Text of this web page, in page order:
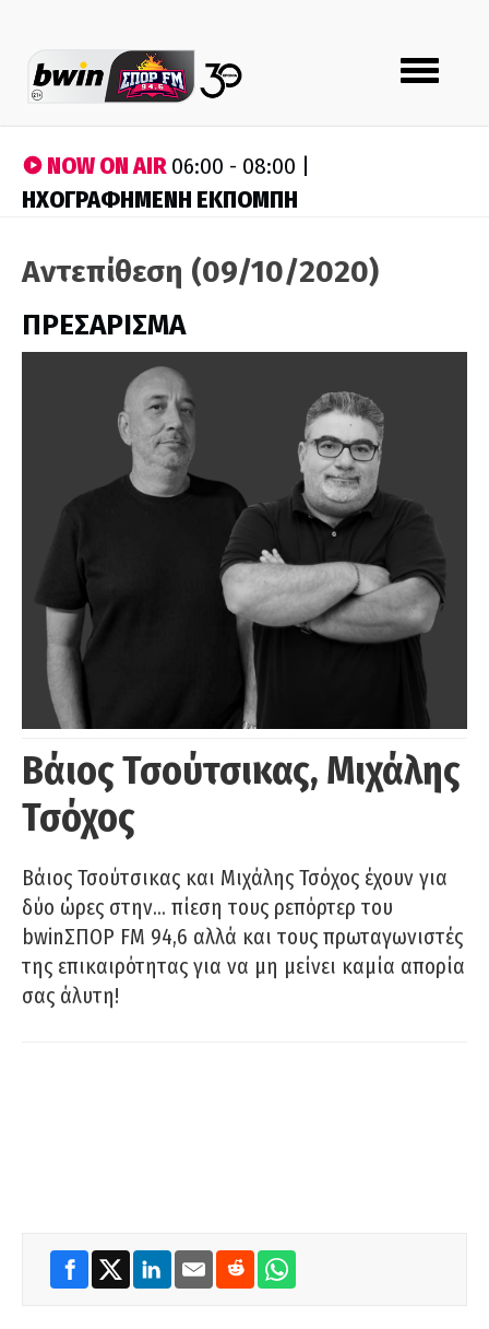
Toggle
navigation
NOW ON AIR06:00 - 08:00 |
ΗΧΟΓΡΑΦΗΜΕΝΗ ΕΚΠΟΜΠΗ
Αντεπίθεση (09/10/2020)
ΠΡΕΣΑΡΙΣΜΑ
Βάιος Τσούτσικας, Μιχάλης
Τσόχος
Βάιος Τσούτσικας και Μιχάλης Τσόχος έχουν για
δύο ώρες στην… πίεση τους ρεπόρτερ του
bwinΣΠΟΡ FM 94,6 αλλά και τους πρωταγωνιστές
της επικαιρότητας για να μη μείνει καμία απορία
σας άλυτη!